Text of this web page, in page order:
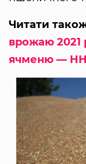
Читати
врожаю 2021
ячменю —